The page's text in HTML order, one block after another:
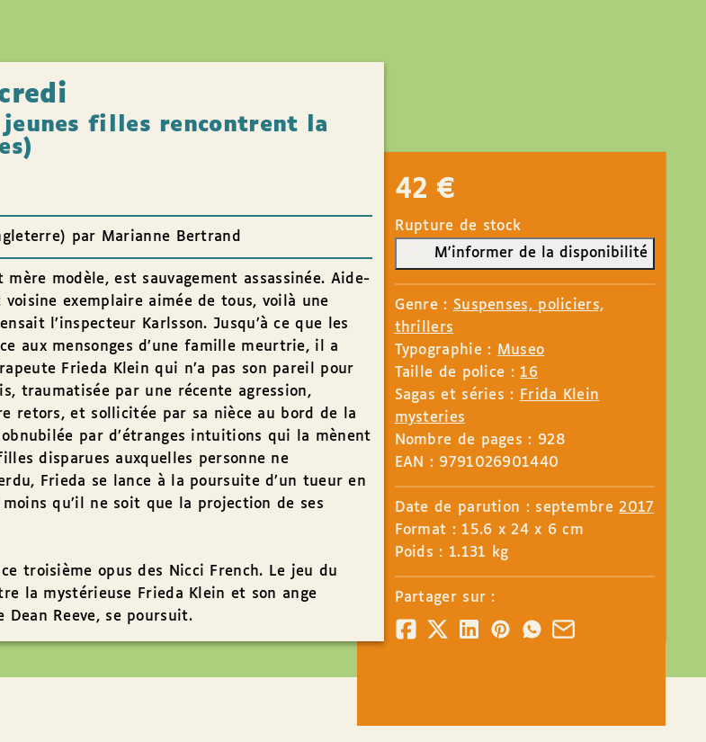
jeunes filles rencontrent la
par Marianne Bertrand
mère modèle, est sauvagement assassinée. Aide-
exemplaire aimée de tous, voilà une
l’inspecteur Karlsson. Jusqu’à ce que les
aux mensonges d’une famille meurtrie, il a
Frieda Klein qui n’a pas son pareil pour
traumatisée par une récente agression,
retors, et sollicitée par sa nièce au bord de la
par d’étranges intuitions qui la mènent
disparues auxquelles personne ne
Frieda se lance à la poursuite d’un tueur en
qu’il ne soit que la projection de ses
troisième opus des Nicci French. Le jeu du
la mystérieuse Frieda Klein et son ange
Dean Reeve, se poursuit.
42 €
Rupture de stock
M'informer de la disponibilité
Genre : Suspenses, policiers,
thrillers
Typographie : Museo
Taille de police : 16
Sagas et séries : Frida Klein
mysteries
Nombre de pages : 928
EAN : 9791026901440
Date de parution : septembre 2017
Format : 15.6 x 24 x 6 cm
Poids : 1.131 kg
Partager sur :